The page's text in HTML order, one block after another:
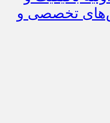
تخصصی و